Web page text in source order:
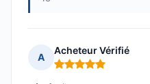
A
Acheteur Vérifié
Note : 5 sur 5